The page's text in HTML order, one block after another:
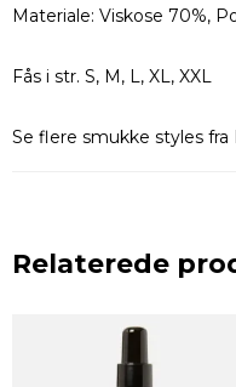
Materiale: Viskose 70%,
Fås i str. S, M, L, XL, XXL
Se flere smukke styles fra
Relaterede